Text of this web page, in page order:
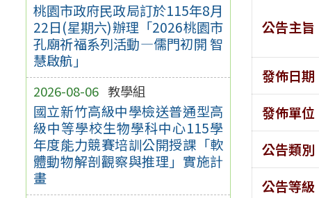
桃園市政府民政局訂於115年8月
22日(星期六)辦理「2026桃園市
孔廟祈福系列活動—儒門初開 智
慧啟航」
2026-08-06 教學組
國立新竹高級中學檢送普通型高
級中等學校生物學科中心115學
年度能力競賽培訓公開授課「軟
體動物解剖觀察與推理」實施計
畫
公告主旨
發佈日期
發佈單位
公告類別
公告等級